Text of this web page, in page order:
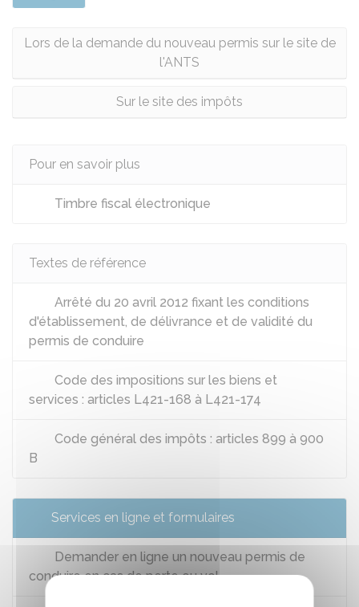
Lors de la demande du nouveau permis sur le site de
l'ANTS
Sur le site des impôts
Pour en savoir plus
Timbre fiscal électronique
Textes de référence
Arrêté du 20 avril 2012 fixant les conditions
d'établissement, de délivrance et de validité du
permis de conduire
Code des impositions sur les biens et
services : articles L421-168 à L421-174
Code général des impôts : articles 899 à 900
B
Services en ligne et formulaires
Demander en ligne un nouveau permis de
conduire en cas de perte ou vol